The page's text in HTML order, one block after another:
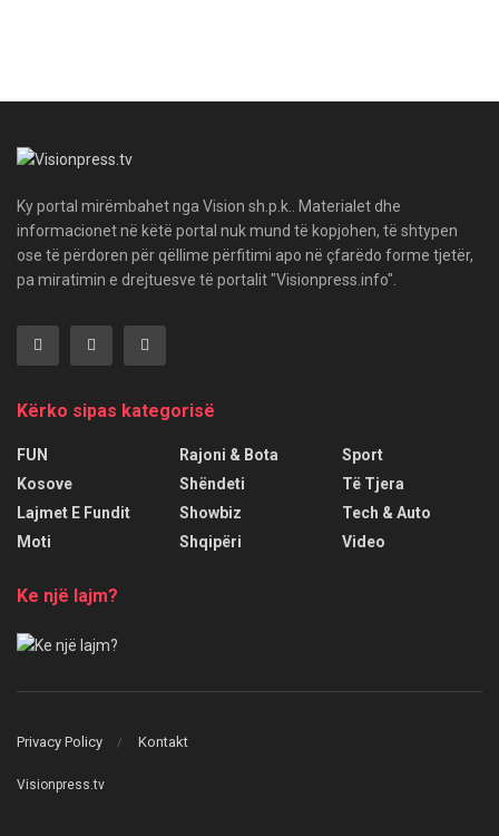
Ky portal mirëmbahet nga Vision sh.p.k.. Materialet dhe
informacionet në këtë portal nuk mund të kopjohen, të shtypen
ose të përdoren për qëllime përfitimi apo në çfarëdo forme tjetër,
pa miratimin e drejtuesve të portalit "Visionpress.info".
Kërko sipas kategorisë
FUN
Kosove
Lajmet E Fundit
Moti
Rajoni & Bota
Shëndeti
Showbiz
Shqipëri
Sport
Të Tjera
Tech & Auto
Video
Ke një lajm?
Privacy Policy Kontakt
Visionpress.tv